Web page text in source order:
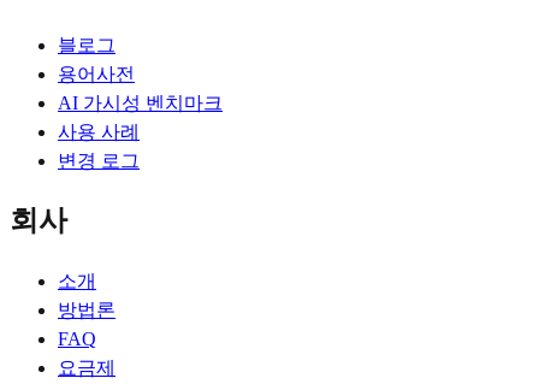
블로그
용어사전
AI 가시성 벤치마크
사용 사례
변경 로그
회사
소개
방법론
FAQ
요금제